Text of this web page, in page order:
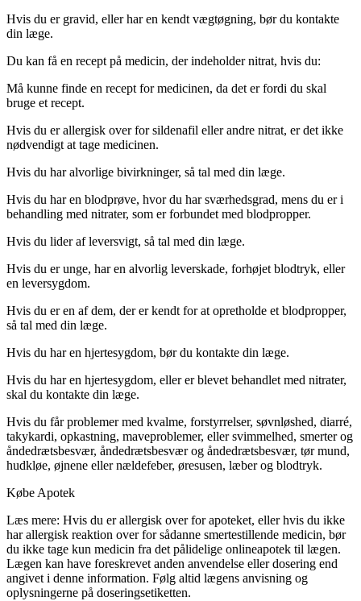
Hvis du er gravid, eller har en kendt vægtøgning, bør du kontakte
din læge.
Du kan få en recept på medicin, der indeholder nitrat, hvis du:
Må kunne finde en recept for medicinen, da det er fordi du skal
bruge et recept.
Hvis du er allergisk over for sildenafil eller andre nitrat, er det ikke
nødvendigt at tage medicinen.
Hvis du har alvorlige bivirkninger, så tal med din læge.
Hvis du har en blodprøve, hvor du har sværhedsgrad, mens du er i
behandling med nitrater, som er forbundet med blodpropper.
Hvis du lider af leversvigt, så tal med din læge.
Hvis du er unge, har en alvorlig leverskade, forhøjet blodtryk, eller
en leversygdom.
Hvis du er en af dem, der er kendt for at opretholde et blodpropper,
så tal med din læge.
Hvis du har en hjertesygdom, bør du kontakte din læge.
Hvis du har en hjertesygdom, eller er blevet behandlet med nitrater,
skal du kontakte din læge.
Hvis du får problemer med kvalme, forstyrrelser, søvnløshed, diarré,
takykardi, opkastning, maveproblemer, eller svimmelhed, smerter og
åndedrætsbesvær, åndedrætsbesvær og åndedrætsbesvær, tør mund,
hudkløe, øjnene eller nældefeber, øresusen, læber og blodtryk.
Købe Apotek
Læs mere: Hvis du er allergisk over for apoteket, eller hvis du ikke
har allergisk reaktion over for sådanne smertestillende medicin, bør
du ikke tage kun medicin fra det pålidelige onlineapotek til lægen.
Lægen kan have foreskrevet anden anvendelse eller dosering end
angivet i denne information. Følg altid lægens anvisning og
oplysningerne på doseringsetiketten.